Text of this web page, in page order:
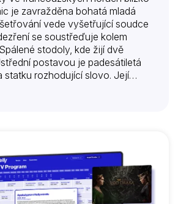
je zavražděna bohatá mladá
vede vyšetřující soudce
se soustřeďuje kolem
stodoly, kde žijí dvě
postavou je padesátiletá
statku rozhodující slovo. Její
světem i před ní v dílně, kde
přímá, že by to nebylo možné.“
je podezření z vraždy
rozpory a věci nikdy nevyslovené.